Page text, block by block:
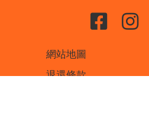
網站地圖
退還條款